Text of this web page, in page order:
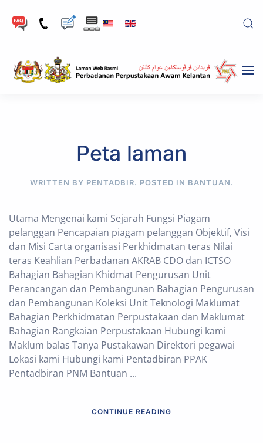
Skip to main content
Peta laman
WRITTEN BY PENTADBIR. POSTED IN BANTUAN.
Utama Mengenai kami Sejarah Fungsi Piagam
pelanggan Pencapaian piagam pelanggan Objektif, Visi
dan Misi Carta organisasi Perkhidmatan teras Nilai
teras Keahlian Perbadanan AKRAB CDO dan ICTSO
Bahagian Bahagian Khidmat Pengurusan Unit
Perancangan dan Pembangunan Bahagian Pengurusan
dan Pembangunan Koleksi Unit Teknologi Maklumat
Bahagian Perkhidmatan Perpustakaan dan Maklumat
Bahagian Rangkaian Perpustakaan Hubungi kami
Maklum balas Tanya Pustakawan Direktori pegawai
Lokasi kami Hubungi kami Pentadbiran PPAK
Pentadbiran PNM Bantuan ...
CONTINUE READING